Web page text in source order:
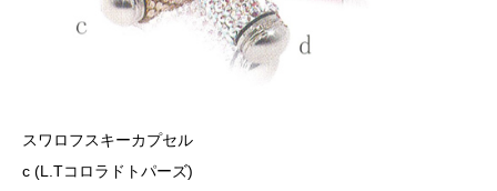
スワロフスキーカプセル
c (L.Tコロラドトパーズ)